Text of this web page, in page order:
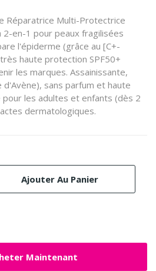
Réparatrice Multi-Protectrice
2-en-1 pour peaux fragilisées
l'épiderme (grâce au [C+-
haute protection SPF50+
les marques. Assainissante,
d'Avène), sans parfum et haute
les adultes et enfants (dès 2
dermatologiques.
Ajouter Au Panier
Maintenant